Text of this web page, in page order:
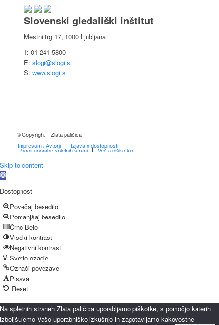
Slovenski gledališki inštitut
Mestni trg 17, 1000 Ljubljana
T: 01 241 5800
E: slogi@slogi.si
S: www.slogi.si
© Copyright – Zlata paličica
Impresum / Avtorji
Izjava o dostopnosti
Pogoji uporabe spletnih strani Več o piškotkih
Skip to content
Open
Dostopnost
Povečaj besedilo
Pomanjšaj besedilo
Črno-Belo
Visoki kontrast
Negativni kontrast
Svetlo ozadje
Označi povezave
Pisava
Reset
Na spletnih straneh Zlata paličica uporabljamo piškotke, s pomočjo katerih
izboljšujemo Vašo uporabniško izkušnjo in zagotavljamo kakovostne